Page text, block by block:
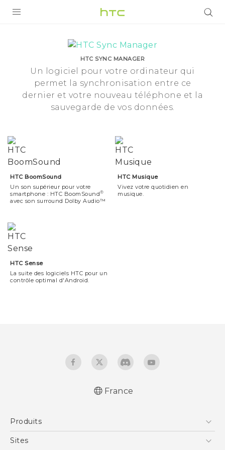
Phone
Features
HTC
France
G REIGNS
SMARTPHONES
ACCESSOIRES
VIVERSE
ASSISTANCE
Appareils HTC & Accessoires
Connexion
HTC SYNC MANAGER
Un logiciel pour votre ordinateur qui
permet la synchronisation entre ce
dernier et votre nouveau téléphone et la
sauvegarde de vos données.
HTC BoomSound
Un son supérieur pour votre
smartphone : HTC BoomSound®
avec son surround Dolby Audio™
HTC Musique
Vivez votre quotidien en
musique.
HTC Sense
La suite des logiciels HTC pour un
contrôle optimal d'Android.
France
Produits
Smartphones
Sites